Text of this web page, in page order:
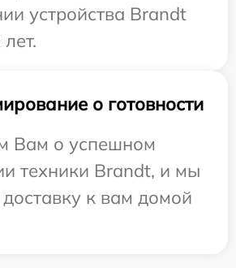
устройства Brandt
о готовности
Вам о успешном
техники Brandt, и мы
к вам домой